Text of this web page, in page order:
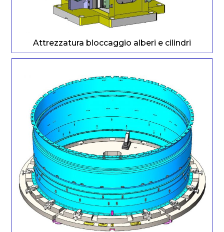
Attrezzatura bloccaggio alberi e cilindri